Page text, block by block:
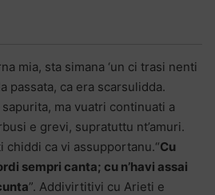
mia, sta simana ‘un ci trasi nenti
passata, ca era scarsulidda.
ma vuatri continuati a
e grevi, supratuttu nt’amuri.
chiddi ca vi assupportanu.“Cu
sempri canta; cu n’havi assai
”. Addivirtitivi cu Arieti e